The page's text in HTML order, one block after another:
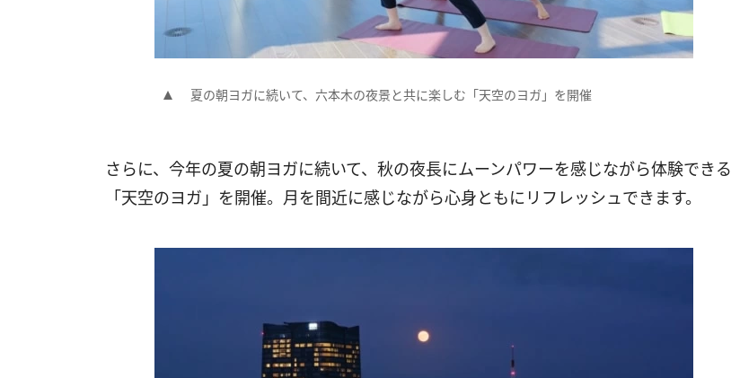
夏の朝ヨガに続いて、六本木の夜景と共に楽しむ「天空のヨガ」を開催
さらに、今年の夏の朝ヨガに続いて、秋の夜長にムーンパワーを感じながら体験できる
「天空のヨガ」を開催。月を間近に感じながら心身ともにリフレッシュできます。